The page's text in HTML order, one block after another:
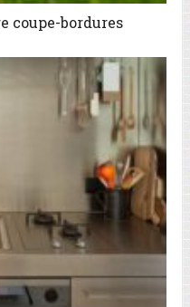
coupe-bordures